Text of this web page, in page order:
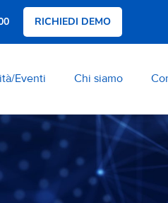
RICHIEDI DEMO
Eventi Chi siamo